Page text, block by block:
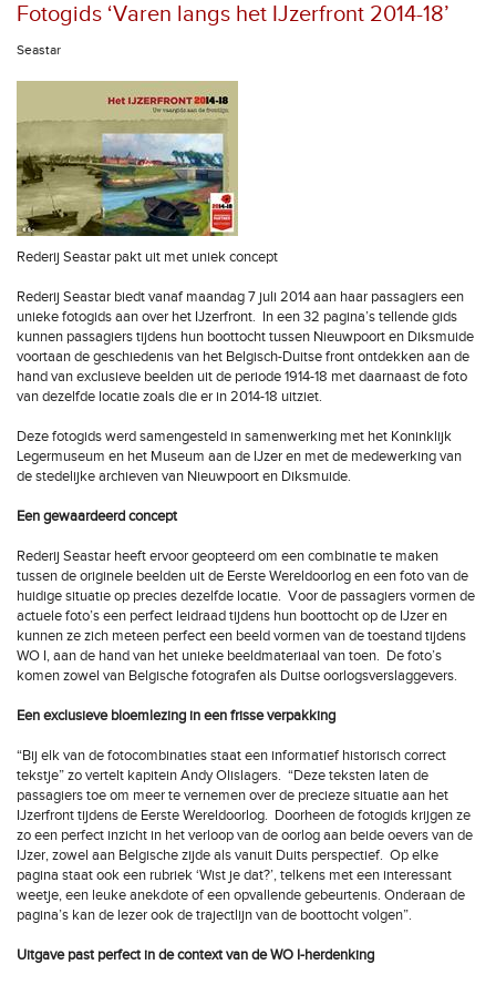
Fotogids ‘Varen langs het IJzerfront 2014-18’
Seastar
Rederij Seastar pakt uit met uniek concept
Rederij Seastar biedt vanaf maandag 7 juli 2014 aan haar passagiers een
unieke fotogids aan over het IJzerfront. In een 32 pagina’s tellende gids
kunnen passagiers tijdens hun boottocht tussen Nieuwpoort en Diksmuide
voortaan de geschiedenis van het Belgisch-Duitse front ontdekken aan de
hand van exclusieve beelden uit de periode 1914-18 met daarnaast de foto
van dezelfde locatie zoals die er in 2014-18 uitziet.
Deze fotogids werd samengesteld in samenwerking met het Koninklijk
Legermuseum en het Museum aan de IJzer en met de medewerking van
de stedelijke archieven van Nieuwpoort en Diksmuide.
Een gewaardeerd concept
Rederij Seastar heeft ervoor geopteerd om een combinatie te maken
tussen de originele beelden uit de Eerste Wereldoorlog en een foto van de
huidige situatie op precies dezelfde locatie. Voor de passagiers vormen de
actuele foto’s een perfect leidraad tijdens hun boottocht op de IJzer en
kunnen ze zich meteen perfect een beeld vormen van de toestand tijdens
WO I, aan de hand van het unieke beeldmateriaal van toen. De foto’s
komen zowel van Belgische fotografen als Duitse oorlogsverslaggevers.
Een exclusieve bloemlezing in een frisse verpakking
“Bij elk van de fotocombinaties staat een informatief historisch correct
tekstje” zo vertelt kapitein Andy Olislagers. “Deze teksten laten de
passagiers toe om meer te vernemen over de precieze situatie aan het
IJzerfront tijdens de Eerste Wereldoorlog. Doorheen de fotogids krijgen ze
zo een perfect inzicht in het verloop van de oorlog aan beide oevers van de
IJzer, zowel aan Belgische zijde als vanuit Duits perspectief. Op elke
pagina staat ook een rubriek ‘Wist je dat?’, telkens met een interessant
weetje, een leuke anekdote of een opvallende gebeurtenis. Onderaan de
pagina’s kan de lezer ook de trajectlijn van de boottocht volgen”.
Uitgave past perfect in de context van de WO I-herdenking